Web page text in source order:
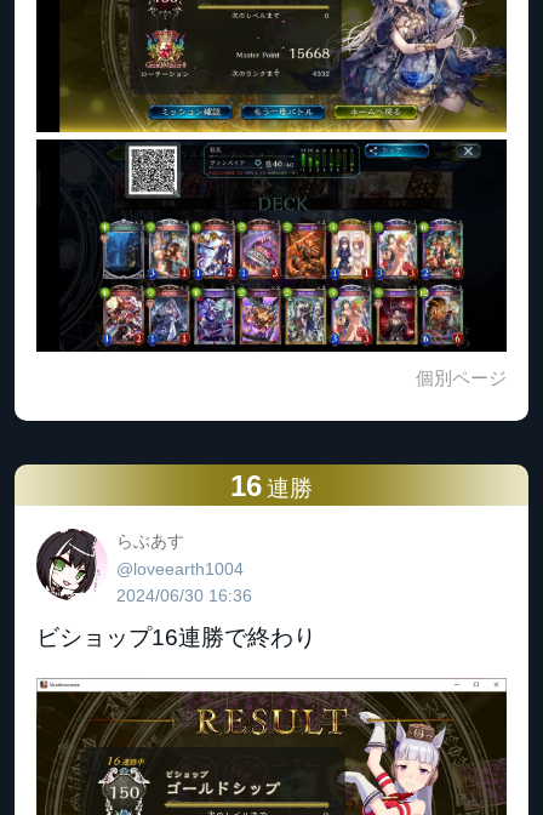
個別ページ
16 連勝
らぶあす
@loveearth1004
2024/06/30 16:36
ビショップ16連勝で終わり